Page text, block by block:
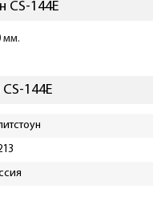
CS-144E
мм.
144E